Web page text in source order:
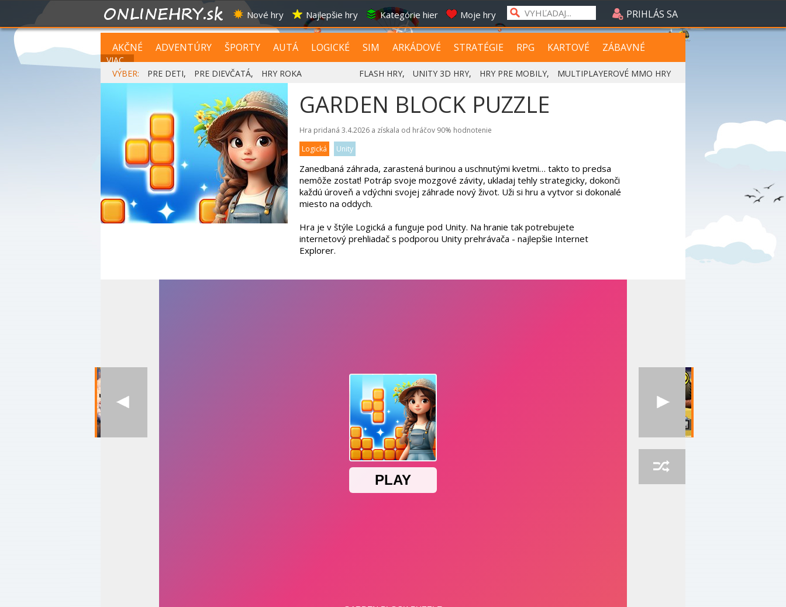
Nové hry Najlepšie hry Kategórie hier Moje hry PRIHLÁS SA
AKČNÉ ADVENTÚRY ŠPORTY AUTÁ LOGICKÉ SIM ARKÁDOVÉ STRATÉGIE RPG KARTOVÉ ZÁBAVNÉ
VIAC...
VÝBER:
PRE DETI, PRE DIEVČATÁ, HRY ROKA FLASH HRY, UNITY 3D HRY, HRY PRE MOBILY, MULTIPLAYEROVÉ MMO HRY
GARDEN BLOCK PUZZLE
Hra pridaná 3.4.2026 a získala od hráčov 90% hodnotenie
Logická
Unity
Zanedbaná záhrada, zarastená burinou a uschnutými kvetmi… takto to predsa
nemôže zostať! Potráp svoje mozgové závity, ukladaj tehly strategicky, dokonči
každú úroveň a vdýchni svojej záhrade nový život. Uži si hru a vytvor si dokonalé
miesto na oddych.
Hra je v štýle Logická a funguje pod Unity. Na hranie tak potrebujete
internetový prehliadač s podporou Unity prehrávača - najlepšie Internet
Explorer.